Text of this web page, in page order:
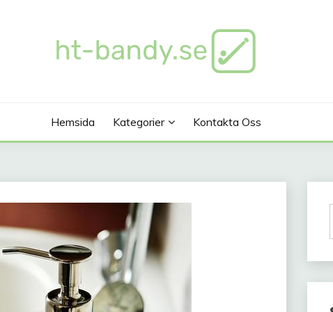
Hemsida Kategorier Kontakta Oss